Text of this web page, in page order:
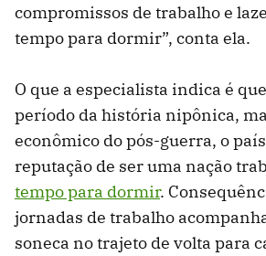
compromissos de trabalho e
tempo para dormir”, conta ela.
O que a especialista indica é
período da história nipônica,
econômico do pós-guerra, o
reputação de ser uma nação
tempo para dormir.
jornadas de trabalho
soneca no trajeto de volta para